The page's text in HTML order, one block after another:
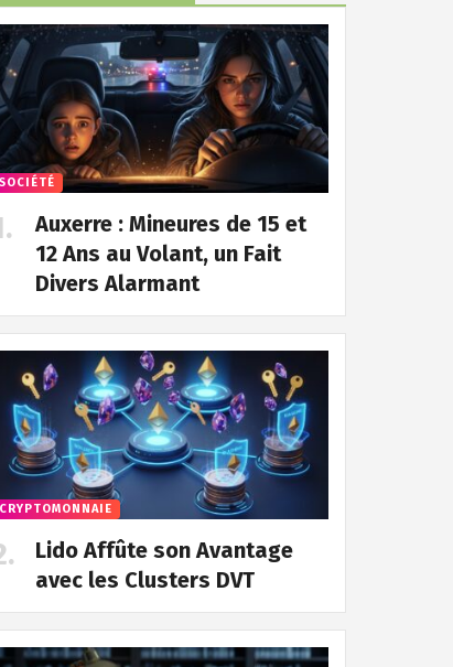
SOCIÉTÉ
Auxerre : Mineures de 15 et
12 Ans au Volant, un Fait
Divers Alarmant
CRYPTOMONNAIE
Lido Affûte son Avantage
avec les Clusters DVT